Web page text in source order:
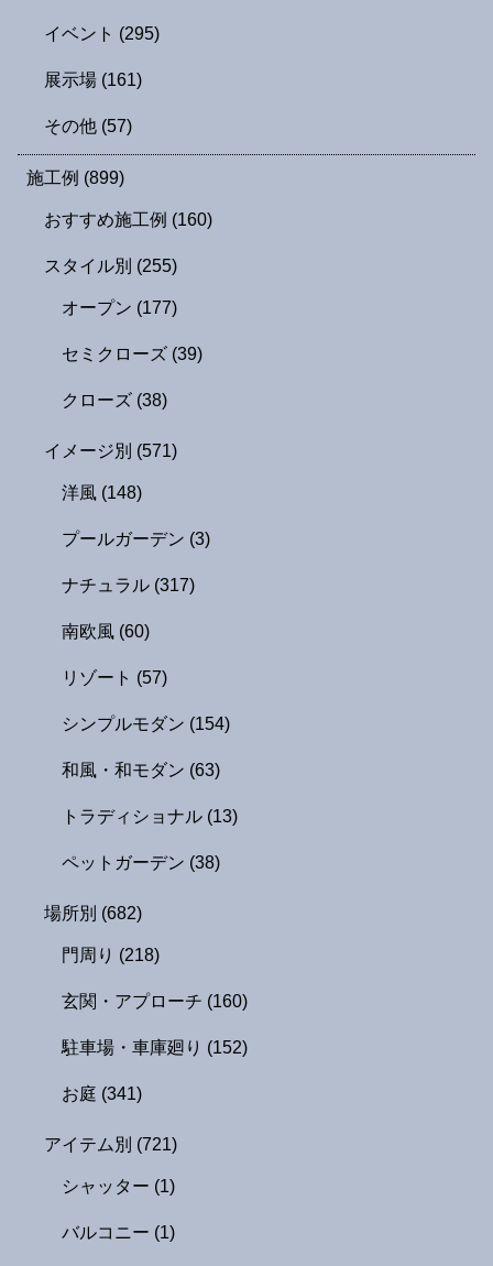
イベント (295)
展示場 (161)
その他 (57)
施工例 (899)
おすすめ施工例 (160)
スタイル別 (255)
オープン (177)
セミクローズ (39)
クローズ (38)
イメージ別 (571)
洋風 (148)
プールガーデン (3)
ナチュラル (317)
南欧風 (60)
リゾート (57)
シンプルモダン (154)
和風・和モダン (63)
トラディショナル (13)
ペットガーデン (38)
場所別 (682)
門周り (218)
玄関・アプローチ (160)
駐車場・車庫廻り (152)
お庭 (341)
アイテム別 (721)
シャッター (1)
バルコニー (1)